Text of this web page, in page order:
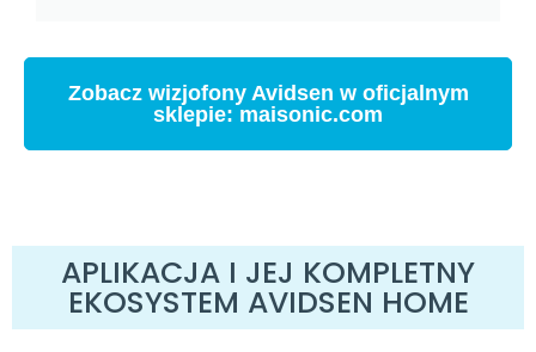
Zobacz wizjofony Avidsen w oficjalnym
sklepie: maisonic.com
APLIKACJA I JEJ KOMPLETNY
EKOSYSTEM AVIDSEN HOME